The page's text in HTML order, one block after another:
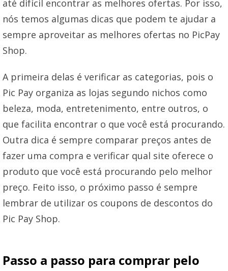
até difícil encontrar as melhores ofertas. Por isso,
nós temos algumas dicas que podem te ajudar a
sempre aproveitar as melhores ofertas no PicPay
Shop.
A primeira delas é verificar as categorias, pois o
Pic Pay organiza as lojas segundo nichos como
beleza, moda, entretenimento, entre outros, o
que facilita encontrar o que você está procurando.
Outra dica é sempre comparar preços antes de
fazer uma compra e verificar qual site oferece o
produto que você está procurando pelo melhor
preço. Feito isso, o próximo passo é sempre
lembrar de utilizar os coupons de descontos do
Pic Pay Shop.
Passo a passo para comprar pelo